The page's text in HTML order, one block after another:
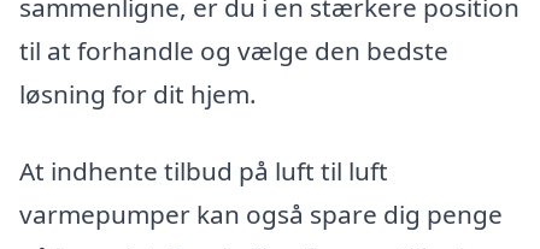
sammenligne, er du i en stærkere position
til at forhandle og vælge den bedste
løsning for dit hjem.
At indhente tilbud på luft til luft
varmepumper kan også spare dig penge